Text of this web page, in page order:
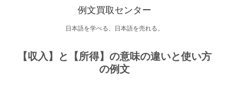
例文買取センター
日本語を学べる、日本語を売れる。
【収入】と【所得】の意味の違いと使い方
の例文